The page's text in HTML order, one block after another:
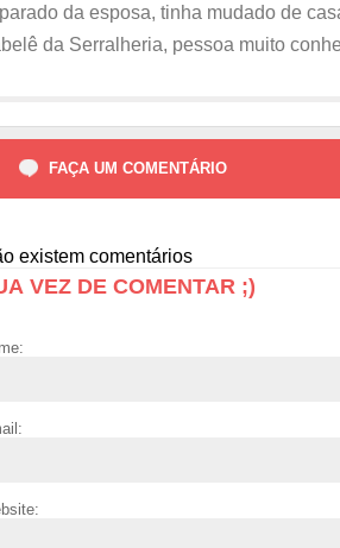
da esposa, tinha mudado de
da Serralheria, pessoa muito
FAÇA UM COMENTÁRIO
existem comentários
VEZ DE COMENTAR ;)